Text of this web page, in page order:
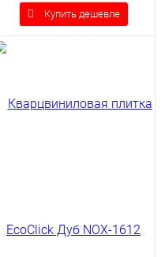
Купить дешевле